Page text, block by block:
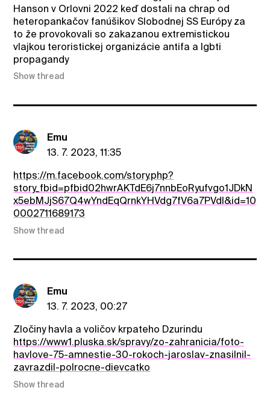
Hanson v Orlovni 2022 keď dostali na chrap od
heteropankačov fanúšikov Slobodnej SS Európy za
to že provokovali so zakazanou extremistickou
vlajkou teroristickej organizácie antifa a lgbti
propagandy
Show thread
Emu
13. 7. 2023, 11:35
https://m.facebook.com/story.php?
story_fbid=pfbid02hwrAKTdE6j7nnbEoRyufvgo1JDkN
x5ebMJjS67Q4wYndEqQrnkYHVdg7fV6a7PVdl&id=10
0002711689173
Show thread
Emu
13. 7. 2023, 00:27
Zločiny havla a voličov krpateho Dzurindu
https://www1.pluska.sk/spravy/zo-zahranicia/foto-
havlove-75-amnestie-30-rokoch-jaroslav-znasilnil-
zavrazdil-polrocne-dievcatko
Show thread